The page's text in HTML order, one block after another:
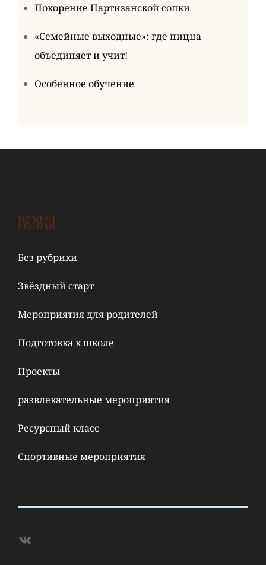
Покорение Партизанской сопки
«Семейные выходные»: где пицца
объединяет и учит!
Особенное обучение
РУБРИКИ
Без рубрики
Звёздный старт
Мероприятия для родителей
Подготовка к школе
Проекты
развлекательные мероприятия
Ресурсный класс
Спортивные мероприятия
ВКонтакте